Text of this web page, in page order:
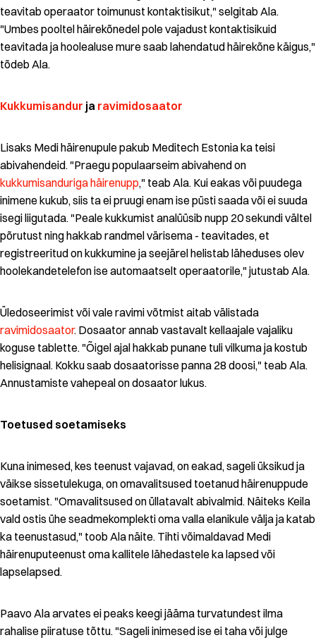
teavitab operaator toimunust kontaktisikut," selgitab Ala.
"Umbes pooltel häirekõnedel pole vajadust kontaktisikuid
teavitada ja hoolealuse mure saab lahendatud häirekõne käigus,"
tõdeb Ala.
Kukkumisandur ja ravimidosaator
Lisaks Medi häirenupule pakub Meditech Estonia ka teisi
abivahendeid. "Praegu populaarseim abivahend on
kukkumisanduriga häirenupp," teab Ala. Kui eakas või puudega
inimene kukub, siis ta ei pruugi enam ise püsti saada või ei suuda
isegi liigutada. "Peale kukkumist analüüsib nupp 20 sekundi vältel
põrutust ning hakkab randmel värisema - teavitades, et
registreeritud on kukkumine ja seejärel helistab läheduses olev
hoolekandetelefon ise automaatselt operaatorile," jutustab Ala.
Üledoseerimist või vale ravimi võtmist aitab välistada
ravimidosaator. Dosaator annab vastavalt kellaajale vajaliku
koguse tablette. "Õigel ajal hakkab punane tuli vilkuma ja kostub
helisignaal. Kokku saab dosaatorisse panna 28 doosi," teab Ala.
Annustamiste vahepeal on dosaator lukus.
Toetused soetamiseks
Kuna inimesed, kes teenust vajavad, on eakad, sageli üksikud ja
väikse sissetulekuga, on omavalitsused toetanud häirenuppude
soetamist. "Omavalitsused on üllatavalt abivalmid. Näiteks Keila
vald ostis ühe seadmekomplekti oma valla elanikule välja ja katab
ka teenustasud," toob Ala näite. Tihti võimaldavad Medi
häirenuputeenust oma kallitele lähedastele ka lapsed või
lapselapsed.
Paavo Ala arvates ei peaks keegi jääma turvatundest ilma
rahalise piiratuse tõttu. "Sageli inimesed ise ei taha või julge